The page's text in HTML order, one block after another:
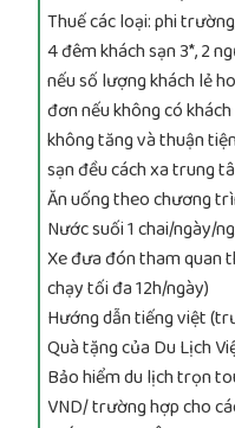
Thuế các loại: phi
4 đêm khách sạn 3*, 2
nếu số lượng khách lẻ
đơn nếu không có
không tăng và thuận
sạn đều cách xa trung
Ăn uống theo chương
Nước suối 1 chai/ngày/
Xe đưa đón tham quan
chạy tối đa 12h/ngày)
Hướng dẫn tiếng việt
Quà tặng của Du Lịch
Bảo hiểm du lịch trọn
VND/ trường hợp cho